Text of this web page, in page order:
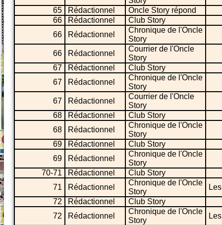
65
Rédactionnel
Oncle Story répond
66
Rédactionnel
Club Story
66
Rédactionnel
Chronique de l'Oncle
Story
66
Rédactionnel
Courrier de l'Oncle
Story
67
Rédactionnel
Club Story
67
Rédactionnel
Chronique de l'Oncle
Story
67
Rédactionnel
Courrier de l'Oncle
Story
68
Rédactionnel
Club Story
68
Rédactionnel
Chronique de l'Oncle
Story
69
Rédactionnel
Club Story
69
Rédactionnel
Chronique de l'Oncle
Story
70-71
Rédactionnel
Club Story
71
Rédactionnel
Chronique de l'Oncle
Story
72
Rédactionnel
Club Story
72
Rédactionnel
Chronique de l'Oncle
Story